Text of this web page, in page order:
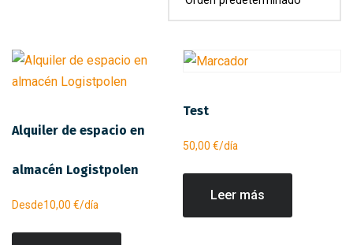
Alquiler de espacio en
almacén Logistpolen
Desde10,00 €/día
Test
50,00€/día
Leer más